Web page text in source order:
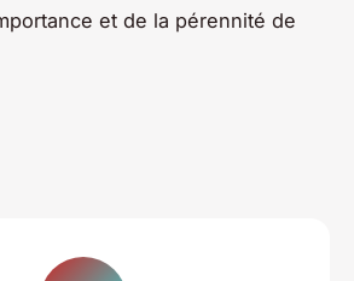
et de la pérennité de